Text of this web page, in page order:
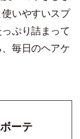
いやすいスプ
ぷり詰まって
毎日のヘアケ
ーテ